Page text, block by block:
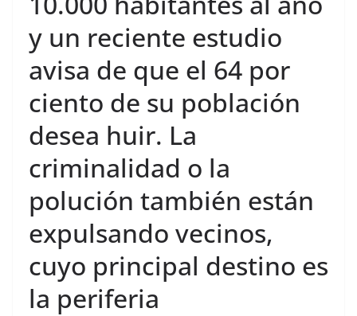
y un reciente estudio
avisa de que el 64 por
ciento de su población
desea huir. La
criminalidad o la
polución también están
expulsando vecinos,
cuyo principal destino es
la periferia